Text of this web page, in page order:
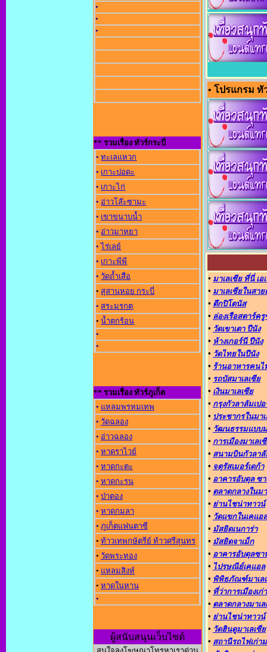
•
•
•
** รวมเรื่อง ทัวร์กระบี่
•ทะเลแหวก
• เกาะปอดะ
• เกาะไก่
• อ่าวโล๊ะซามะ
• เขาขนาบน้ำ
• อ่าวมาหยา
• ไร่เลย์
• เกาะพีพี
•วัดถ้ำเสือ
•สุสานหอย กระบี่
•สระมรกต
•น้ำตกร้อน
•
•
** รวมเรื่อง ทัวร์ภูเก็ต
• แหลมพรหมเทพ
• วัดฉลอง
• อ่าวฉลอง
• หาดราไวย์
• หาดกะตะ
• หาดกะรน
• ป่าตอง
• หาดกมลา
• ภูเก็ตแฟนตาซี
• ท้าวเทพกษัตรีย์ ท้าวศรีสุนทร
• วัดพระทอง
• แหลมสิงห์
• หาดในหาน
•
ผู้สนับสนุนเว็บไซต์
• โปรแกรม ทั
• มาเลเซีย ที่นี่ เอ
• มาเลเซียในสา
• ตึกปิโตนัส
• ล่องเรือสตาร์ครู
• วัดเขาเตา ปีนัง
• ห้างเกอร์นี ปีนัง
• วัดไทยในปีนัง
• ร้านอาหารคนไ
• รถบัสมาเลเซีย
• เงินมาเลเซีย
• กรุงกัวลาลัมเปอ
• ประชากรในมาเ
• วัฒนธรรมแบบม
• การเมืองมาเลเ
• สนามบินกัวลาลั
• จตุรัสเมอร์เดก้า
• อาคารอับดุล ซ
• ตลาดกลางในมา
• ย่านไชน่าทาวน์
• วัดแขกในเคแอล
• มัสยิดเนการ่า
• มัสยิดจาเม็ก
• อาคารอับดุลซา
• ไปรษณีย์เคแอล
• พิพิธภัณฑ์มาเล
• ที่ว่าการเมืองเก่า
• ตลาดกลางมาเล
• ย่านไชน่าทาวน์
• วัดฮินดูมาเลเซีย
• สถานีรถไฟเก่าม